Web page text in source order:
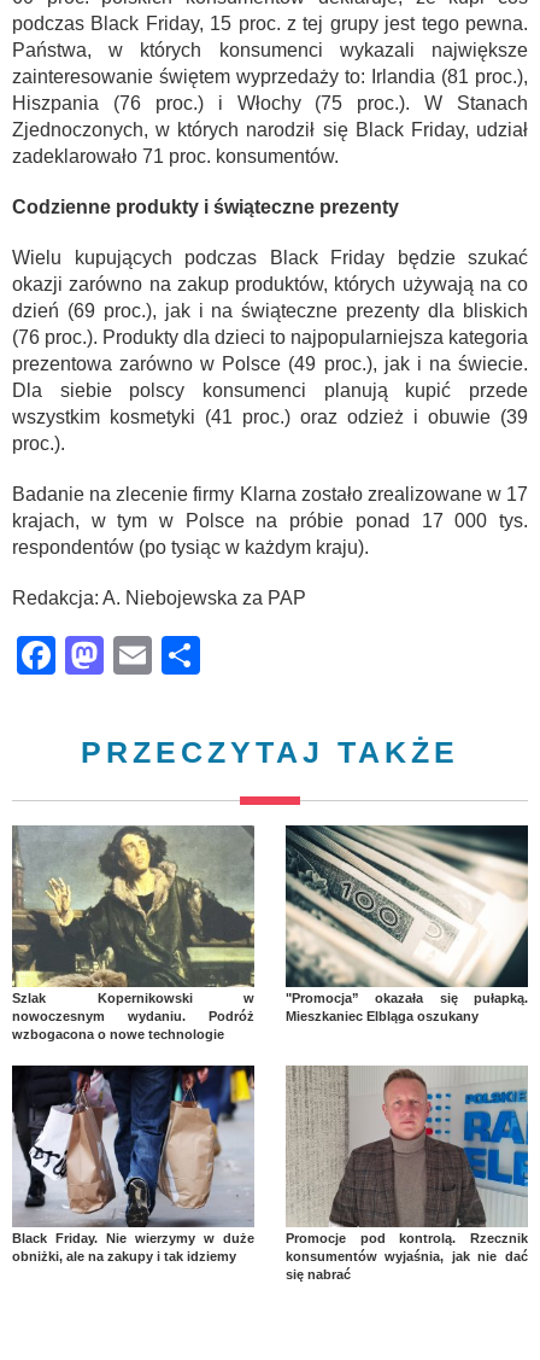
podczas Black Friday, 15 proc. z tej grupy jest tego pewna.
Państwa, w których konsumenci wykazali największe
zainteresowanie świętem wyprzedaży to: Irlandia (81 proc.),
Hiszpania (76 proc.) i Włochy (75 proc.). W Stanach
Zjednoczonych, w których narodził się Black Friday, udział
zadeklarowało 71 proc. konsumentów.
Codzienne produkty i świąteczne prezenty
Wielu kupujących podczas Black Friday będzie szukać
okazji zarówno na zakup produktów, których używają na co
dzień (69 proc.), jak i na świąteczne prezenty dla bliskich
(76 proc.). Produkty dla dzieci to najpopularniejsza kategoria
prezentowa zarówno w Polsce (49 proc.), jak i na świecie.
Dla siebie polscy konsumenci planują kupić przede
wszystkim kosmetyki (41 proc.) oraz odzież i obuwie (39
proc.).
Badanie na zlecenie firmy Klarna zostało zrealizowane w 17
krajach, w tym w Polsce na próbie ponad 17 000 tys.
respondentów (po tysiąc w każdym kraju).
Redakcja: A. Niebojewska za PAP
Facebook
Mastodon
Email
PRZECZYTAJ TAKŻE
Szlak Kopernikowski w
nowoczesnym wydaniu. Podróż
wzbogacona o nowe technologie
"Promocja” okazała się pułapką.
Mieszkaniec Elbląga oszukany
Black Friday. Nie wierzymy w duże
obniżki, ale na zakupy i tak idziemy
Promocje pod kontrolą. Rzecznik
konsumentów wyjaśnia, jak nie dać
się nabrać